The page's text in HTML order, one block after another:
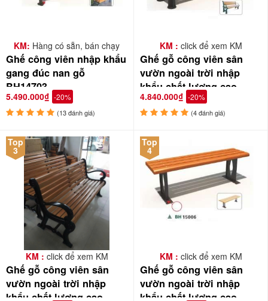
12-24 tháng, tùy phân loại (liên hệ để biết thêm
Đặt hàng ngay hôm nay!
Hãy trang bị thùng rác gỗ công viên BH23-27008 để góp phần xây
dựng một môi trường xanh sạch đẹp. Liên hệ vớiBabycuatoi.vn
để được tư vấn và đặt mua sản phẩm với giá ưu đãi nhất!
KM: Hàng có sẵn, bán chạy
Ghế công viên nhập khẩu
gang đúc nan gỗ
BH14703
5.490.000₫ -20%
(13 đánh giá)
KM : click để xem KM
Ghế gỗ công viên sân
vườn ngoài trời nhập
khẩu chất lượng cao
GCVNK-02
4.840.000₫ -20%
(4 đánh giá)
Top
3
KM : click để xem KM
Ghế gỗ công viên sân
vườn ngoài trời nhập
khẩu chất lượng cao
Top
4
KM : click để xem KM
Ghế gỗ công viên sân
vườn ngoài trời nhập
khẩu chất lượng cao